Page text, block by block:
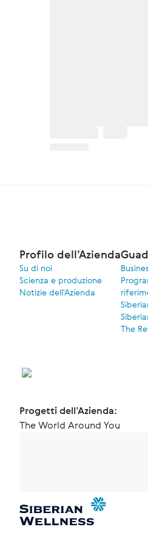
Profilo dell’Azienda
Su di noi
Scienza e produzione
Notizie dell'Azienda
The
Progetti dell’Azienda:
The World Around You